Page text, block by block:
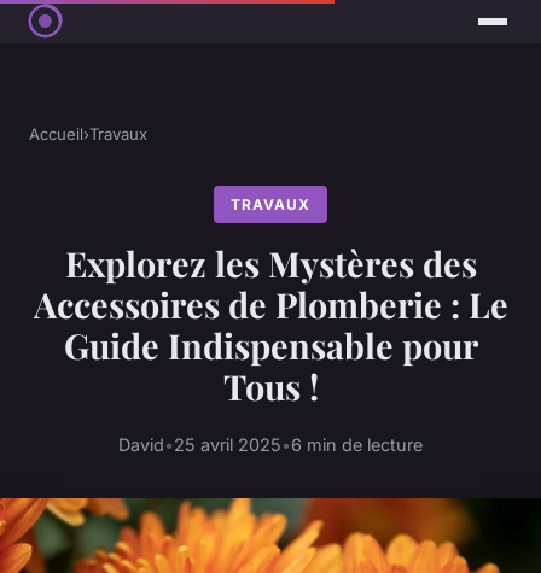
Accueil›Travaux
TRAVAUX
Explorez les Mystères des
Accessoires de Plomberie : Le
Guide Indispensable pour
Tous !
David•25 avril 2025•6 min de lecture